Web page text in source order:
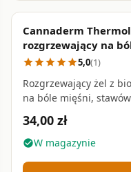
Cannaderm
rozgrzewający na
starstarstarstarstar5,0(1)
Rozgrzewający żel z
na bóle mięśni,
34,00 zł
check_circleW magazynie